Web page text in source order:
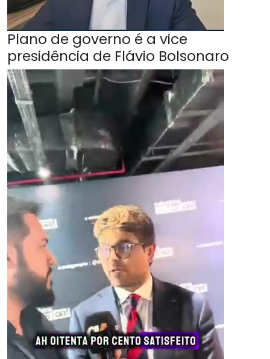
Plano de governo é a vice
presidência de Flávio Bolsonaro